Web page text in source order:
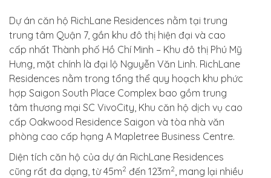
Dự án căn hộ RichLane Residences nằm tại trung
trung tâm Quận 7, gần khu đô thị hiện đại và cao
cấp nhất Thành phố Hồ Chí Minh – Khu đô thị Phú Mỹ
Hưng, mặt chính là đại lộ Nguyễn Văn Linh. RichLane
Residences nằm trong tổng thể quy hoạch khu phức
hợp Saigon South Place Complex bao gồm trung
tâm thương mại SC VivoCity, Khu căn hộ dịch vụ cao
cấp Oakwood Residence Saigon và tòa nhà văn
phòng cao cấp hạng A Mapletree Business Centre.
Diện tích căn hộ của dự án RichLane Residences
cũng rất đa dạng, từ 45m2 đến 123m2 , mang lại nhiều